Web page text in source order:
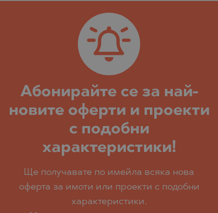
Абoнирайте се за най-
новите оферти и проекти
с подобни
характеристики!
Ще получавате по имейла всяка нова
оферта за имоти или проекти с подобни
характеристики.